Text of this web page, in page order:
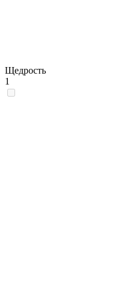
Щедрость
1